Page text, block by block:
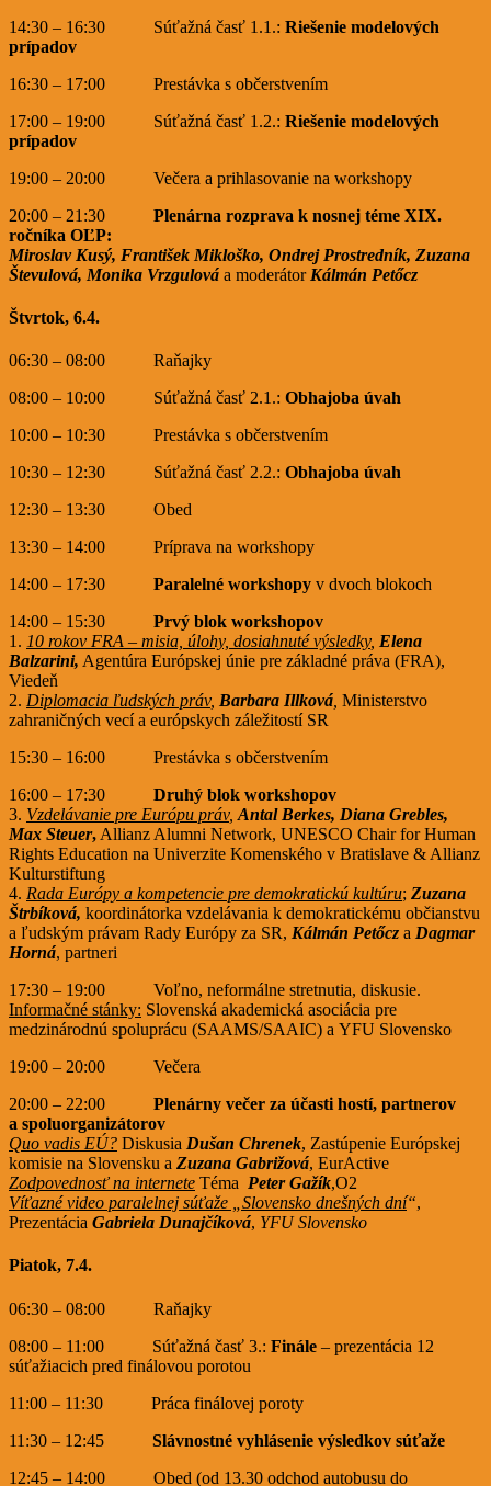
14:30 – 16:30 Súťažná časť 1.1.: Riešenie modelových
prípadov
16:30 – 17:00 Prestávka s občerstvením
17:00 – 19:00 Súťažná časť 1.2.: Riešenie modelových
prípadov
19:00 – 20:00 Večera a prihlasovanie na workshopy
20:00 – 21:30 Plenárna rozprava k nosnej téme XIX.
ročníka OĽP:
Miroslav Kusý, František Mikloško, Ondrej Prostredník, Zuzana
Števulová, Monika Vrzgulová a moderátor Kálmán Petőcz
Štvrtok, 6.4.
06:30 – 08:00 Raňajky
08:00 – 10:00 Súťažná časť 2.1.: Obhajoba úvah
10:00 – 10:30 Prestávka s občerstvením
10:30 – 12:30 Súťažná časť 2.2.: Obhajoba úvah
12:30 – 13:30 Obed
13:30 – 14:00 Príprava na workshopy
14:00 – 17:30 Paralelné workshopy v dvoch blokoch
14:00 – 15:30 Prvý blok workshopov
1. 10 rokov FRA – misia, úlohy, dosiahnuté výsledky, Elena
Balzarini, Agentúra Európskej únie pre základné práva (FRA),
Viedeň
2. Diplomacia ľudských práv, Barbara Illková Ministerstvo
zahraničných vecí a európskych záležitostí SR
15:30 – 16:00 Prestávka s občerstvením
16:00 – 17:30 Druhý blok workshopov
3. Vzdelávanie pre Európu práv, Antal Berkes, Diana Grebles,
Max Steuer, Allianz Alumni Network, UNESCO Chair for Human
Rights Education na Univerzite Komenského v Bratislave & Allianz
Kulturstiftung
4. Rada Európy a kompetencie pre demokratickú kultúru; Zuzana
Štrbíková, koordinátorka vzdelávania k demokratickému občianstvu
a ľudským právam Rady Európy za SR, Kálmán Petőcz a Dagmar
Horná, partneri
17:30 – 19:00 Voľno, neformálne stretnutia, diskusie.
Informačné stánky: Slovenská akademická asociácia pre
medzinárodnú spoluprácu (SAAMS/SAAIC) a YFU Slovensko
19:00 – 20:00 Večera
20:00 – 22:00 Plenárny večer za účasti hostí, partnerov
a spoluorganizátorov
Quo vadis EÚ? Diskusia Dušan Chrenek, Zastúpenie Európskej
komisie na Slovensku a Zuzana Gabrižová, EurActive
Zodpovednosť na internete Téma Peter Gažík,O2
Víťazné video paralelnej súťaže „Slovensko dnešných dní“,
Prezentácia Gabriela Dunajčíková, YFU Slovensko
Piatok, 7.4.
06:30 – 08:00 Raňajky
08:00 – 11:00 Súťažná časť 3.: Finále – prezentácia 12
súťažiacich pred finálovou porotou
11:00 – 11:30 Práca finálovej poroty
11:30 – 12:45 Slávnostné vyhlásenie výsledkov súťaže
12:45 – 14:00 Obed (od 13.30 odchod autobusu do